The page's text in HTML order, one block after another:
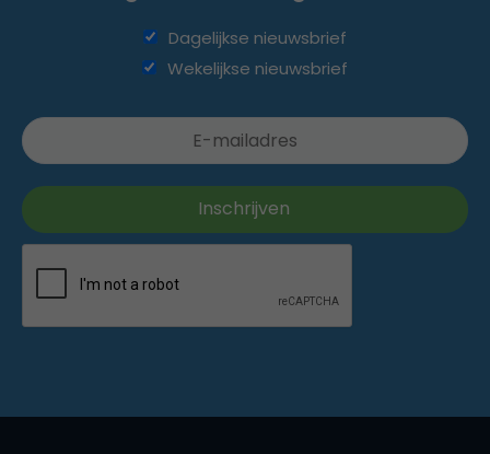
Dagelijkse nieuwsbrief
Wekelijkse nieuwsbrief